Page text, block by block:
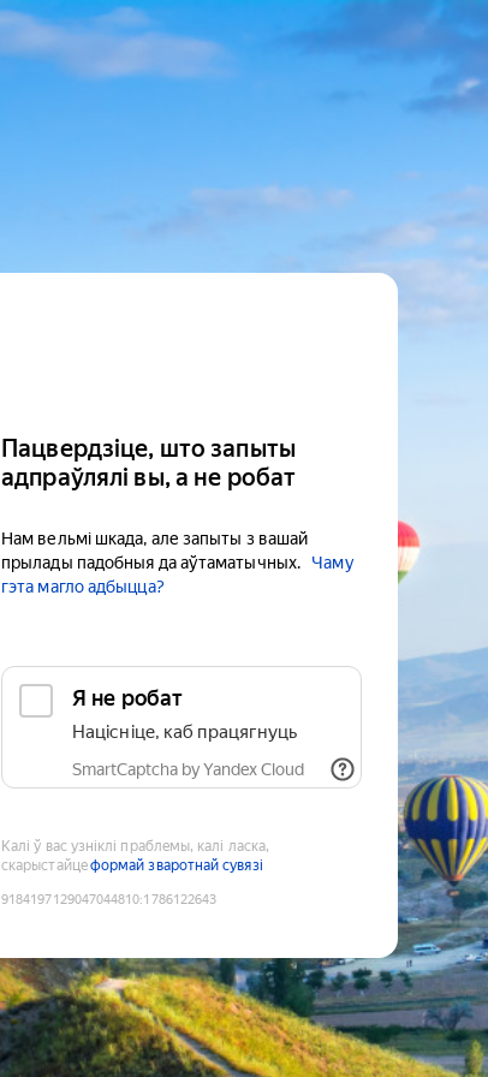
Пацвердзіце, што запыты
адпраўлялі вы, а не робат
Нам вельмі шкада, але запыты з вашай
прылады падобныя да аўтаматычных.
Чаму
гэта магло адбыцца?
Я не робат
Націсніце, каб працягнуць
SmartCaptcha by Yandex Cloud
Калі ў вас узніклі праблемы, калі ласка,
скарыстайцеформай зваротнай сувязі
9184197129047044810:1786122643